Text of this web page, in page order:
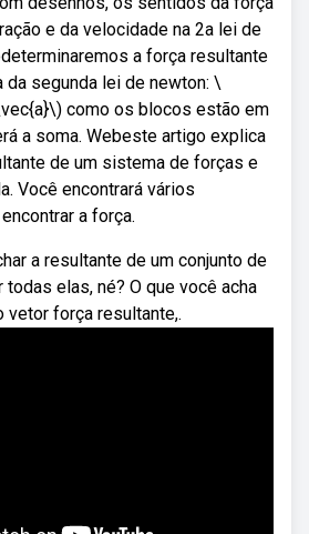
e da velocidade na 2a lei de
a força resultante
da segunda lei de newton: \
como os blocos estão em
a soma. Webeste artigo explica
de um sistema de forças e
Você encontrará vários
a força.
a resultante de um conjunto de
elas, né? O que você acha
força resultante,.